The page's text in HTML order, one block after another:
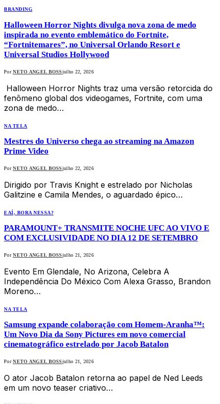
BRANDING
Halloween Horror Nights divulga nova zona de medo
inspirada no evento emblemático do Fortnite,
“Fortnitemares”, no Universal Orlando Resort e
Universal Studios Hollywood
Por NETO ANGEL BOSSjulho 22, 2026
Halloween Horror Nights traz uma versão retorcida do
fenômeno global dos videogames, Fortnite, com uma
zona de medo…
NA TELA
Mestres do Universo chega ao streaming na Amazon
Prime Video
Por NETO ANGEL BOSSjulho 22, 2026
Dirigido por Travis Knight e estrelado por Nicholas
Galitzine e Camila Mendes, o aguardado épico…
EAÍ, BORA NESSA?
PARAMOUNT+ TRANSMITE NOCHE UFC AO VIVO E
COM EXCLUSIVIDADE NO DIA 12 DE SETEMBRO
Por NETO ANGEL BOSSjulho 21, 2026
Evento Em Glendale, No Arizona, Celebra A
Independência Do México Com Alexa Grasso, Brandon
Moreno…
NA TELA
Samsung expande colaboração com Homem-Aranha™:
Um Novo Dia da Sony Pictures em novo comercial
cinematográfico estrelado por Jacob Batalon
Por NETO ANGEL BOSSjulho 21, 2026
O ator Jacob Batalon retorna ao papel de Ned Leeds
em um novo teaser criativo…